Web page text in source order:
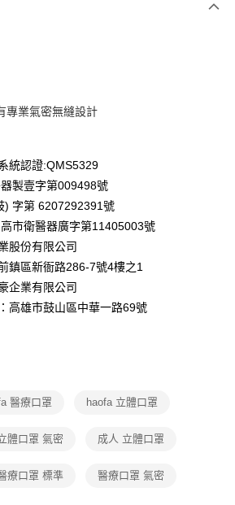
NT$80
台北富邦商業銀行
兆豐國際商業銀行
台中商業銀行
華泰商業銀行
遠東國際商業銀行
永豐商業銀行
星展（台灣）商業銀行
中國信託商業銀行
彰化商業銀行
台北富邦商業銀行
兆豐國際商業銀行
台中商業銀行
遠東國際商業銀行
永豐商業銀行
星展（台灣）商業銀行
中國信託商業銀行
彰化商業銀行
台北富邦商業銀行
兆豐國際商業銀行
台中商業銀行
華泰商業銀行
永豐商業銀行
星展（台灣）商業銀行
專業氣密無縫設計
統認證:QMS5329
製壹字第009498號
) 字第 6207292391號
市衛醫器廣字第11405003號
股份有限公司
鎮區新衙路286-7號4樓之1
企業有限公司
高雄市鼓山區中華一路69號
醫療口罩 haofa 立體口罩
體口罩 氣密 成人 立體口罩
療口罩 標準 醫療口罩 氣密